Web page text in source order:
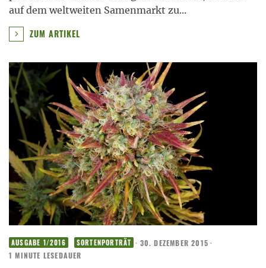
auf dem weltweiten Samenmarkt zu...
ZUM ARTIKEL
AUSGABE 1/2016 SORTENPORTRÄT · 30. DEZEMBER 2015 ·
1 MINUTE LESEDAUER